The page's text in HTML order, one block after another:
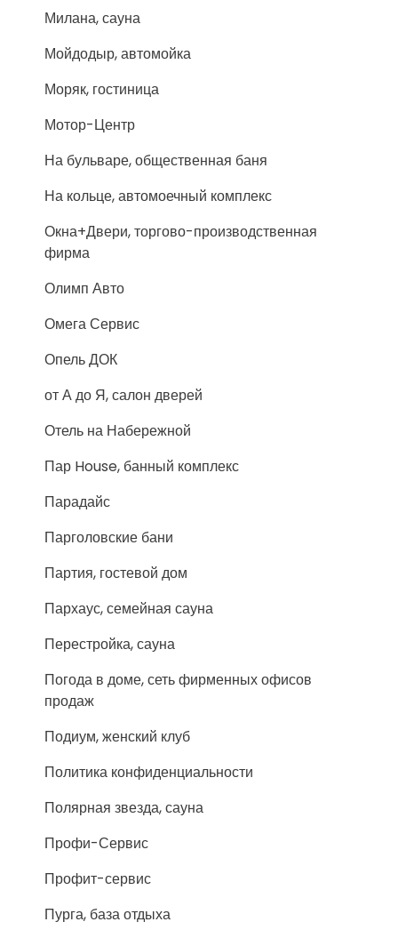
Милана, сауна
Мойдодыр, автомойка
Моряк, гостиница
Мотор-Центр
На бульваре, общественная баня
На кольце, автомоечный комплекс
Окна+Двери, торгово-производственная
фирма
Олимп Авто
Омега Сервис
Опель ДОК
от А до Я, салон дверей
Отель на Набережной
Пар House, банный комплекс
Парадайс
Парголовские бани
Партия, гостевой дом
Пархаус, семейная сауна
Перестройка, сауна
Погода в доме, сеть фирменных офисов
продаж
Подиум, женский клуб
Политика конфиденциальности
Полярная звезда, сауна
Профи-Сервис
Профит-сервис
Пурга, база отдыха